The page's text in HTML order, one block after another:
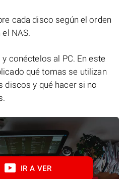
cada disco según el orden
NAS.
conéctelos al PC. En este
qué tomas se utilizan
discos y qué hacer si no
IR A VER